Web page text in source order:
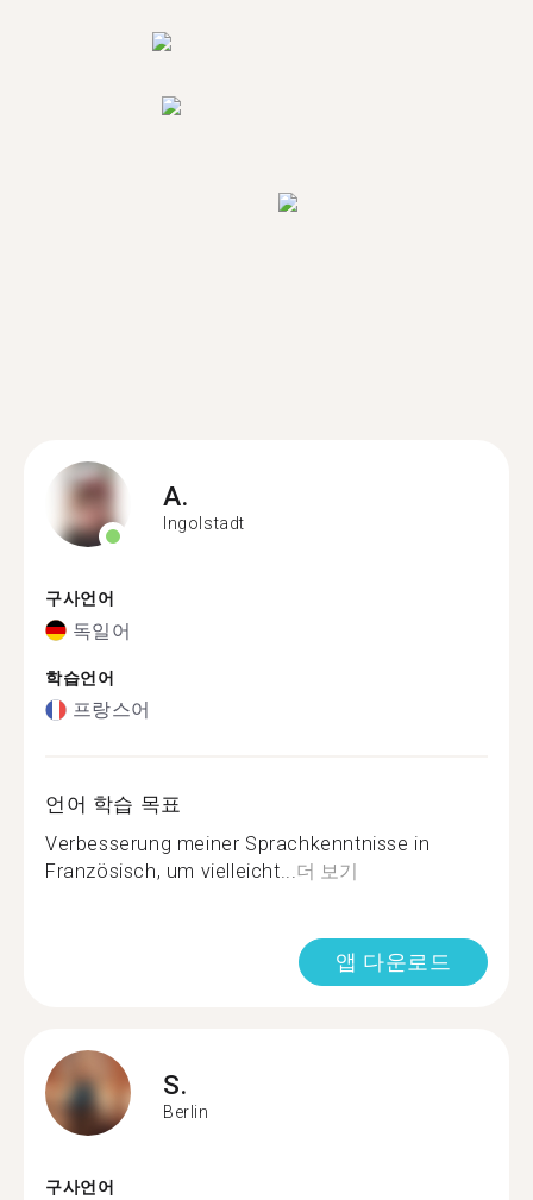
A.
Ingolstadt
구사언어
독일어
학습언어
프랑스어
언어 학습 목표
Verbesserung meiner Sprachkenntnisse in
Französisch, um vielleicht...더 보기
앱 다운로드
S.
Berlin
구사언어